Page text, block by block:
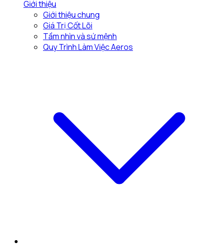
Giới thiệu
Giới thiệu chung
Giá Trị Cốt Lõi
Tầm nhìn và sứ mệnh
Quy Trình Làm Việc Aeros